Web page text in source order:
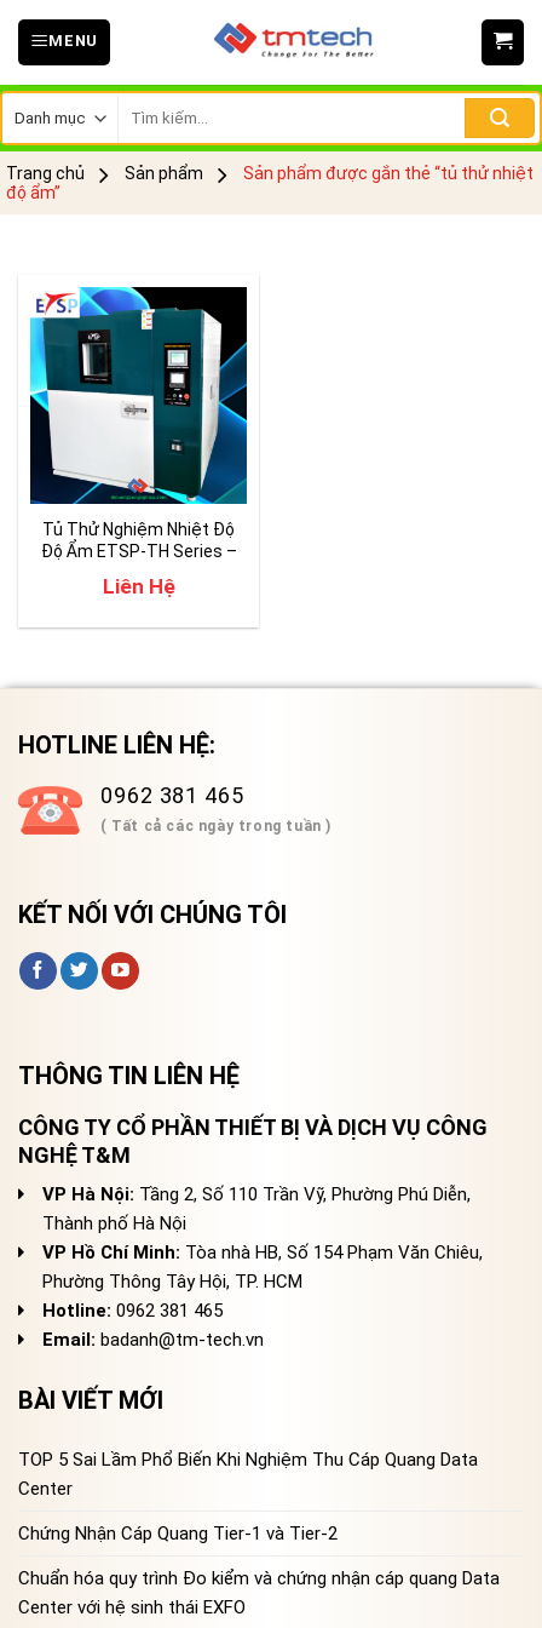
Skip
MENU
kiếm:
Trang chủ Sản phẩm
Sản phẩm được gắn thẻ “tủ thử nhiệt
độ ẩm”
Tủ Thử Nghiệm Nhiệt Độ
Độ Ẩm ETSP-TH Series –
Vật Liệu
Liên Hệ
HOTLINE LIÊN HỆ:
0962 381 465
( Tất cả các ngày trong tuần )
KẾT NỐI VỚI CHÚNG TÔI
THÔNG TIN LIÊN HỆ
CÔNG TY CỔ PHẦN THIẾT BỊ VÀ DỊCH VỤ CÔNG
NGHỆ T&M
VP Hà Nội: Tầng 2, Số 110 Trần Vỹ, Phường Phú Diễn,
Thành phố Hà Nội
VP Hồ Chí Minh: Tòa nhà HB, Số 154 Phạm Văn Chiêu,
Phường Thông Tây Hội, TP. HCM
Hotline: 0962 381 465
Email: badanh@tm-tech.vn
BÀI VIẾT MỚI
TOP 5 Sai Lầm Phổ Biến Khi Nghiệm Thu Cáp Quang Data
Center
Chứng Nhận Cáp Quang Tier-1 và Tier-2
Chuẩn hóa quy trình Đo kiểm và chứng nhận cáp quang Data
Center với hệ sinh thái EXFO